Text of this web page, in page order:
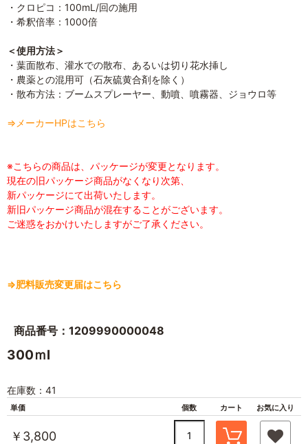
・クロピコ：100mL/回の施用
・希釈倍率：1000倍
＜使用方法＞
・葉面散布、灌水での散布、あるいは切り花水挿し
・農薬との混用可（石灰硫黄合剤を除く）
・散布方法：ブームスプレーヤー、動噴、噴霧器、ジョウロ等
⇒メーカーHPはこちら
※こちらの商品は、パッケージが変更となります。
現在の旧パッケージ商品がなくなり次第、
新パッケージにて出荷いたします。
新旧パッケージ商品が混在することがございます。
ご迷惑をおかけいたしますがご了承ください。
⇒肥料販売変更届はこちら
商品番号：1209990000048
300ｍl
在庫数：41
単価 個数 カート お気に入り
￥3,800